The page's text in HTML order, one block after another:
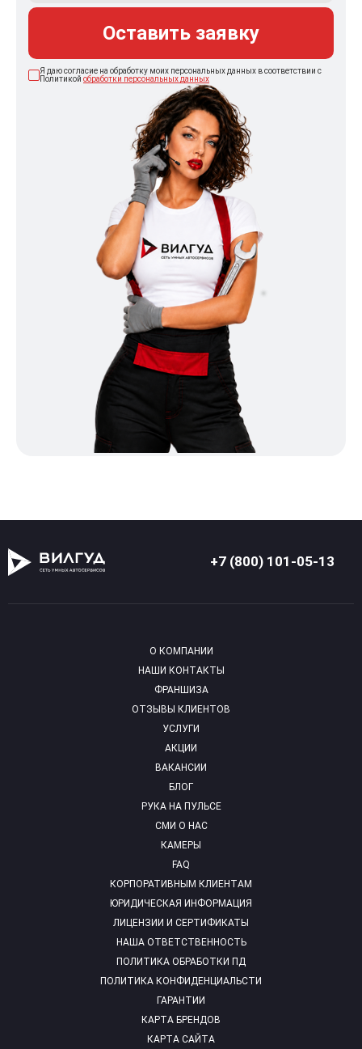
Оставить заявку
Я даю согласие на обработку моих персональных данных в соответствии с
Политикой обработки персональных данных
+7 (800) 101-05-13
О КОМПАНИИ
НАШИ КОНТАКТЫ
ФРАНШИЗА
ОТЗЫВЫ КЛИЕНТОВ
УСЛУГИ
АКЦИИ
ВАКАНСИИ
БЛОГ
РУКА НА ПУЛЬСЕ
СМИ О НАС
КАМЕРЫ
FAQ
КОРПОРАТИВНЫМ КЛИЕНТАМ
ЮРИДИЧЕСКАЯ ИНФОРМАЦИЯ
ЛИЦЕНЗИИ И СЕРТИФИКАТЫ
НАША ОТВЕТСТВЕННОСТЬ
ПОЛИТИКА ОБРАБОТКИ ПД
ПОЛИТИКА КОНФИДЕНЦИАЛЬСТИ
ГАРАНТИИ
КАРТА БРЕНДОВ
КАРТА САЙТА